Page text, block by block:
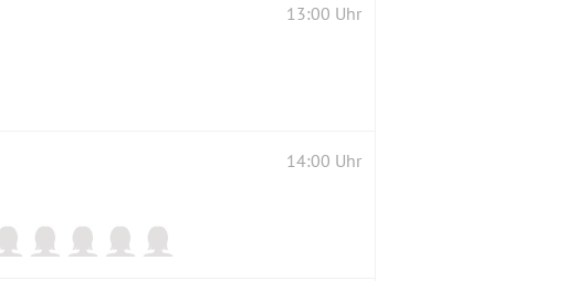
13:00 Uhr
14:00 Uhr